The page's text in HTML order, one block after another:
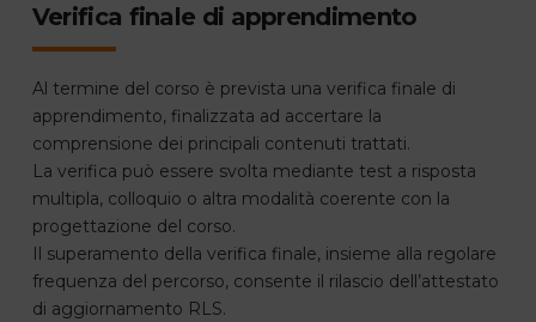
Verifica finale di apprendimento
Al termine del corso è prevista una verifica finale di
apprendimento, finalizzata ad accertare la
comprensione dei principali contenuti trattati.
La verifica può essere svolta mediante test a risposta
multipla, colloquio o altra modalità coerente con la
progettazione del corso.
Il superamento della verifica finale, insieme alla regolare
frequenza del percorso, consente il rilascio dell’attestato
di aggiornamento RLS.